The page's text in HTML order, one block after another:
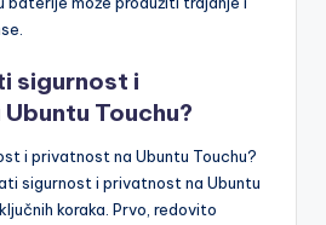
sigurnost i
Touchu?
i privatnost na Ubuntu Touchu?
sigurnost i privatnost na Ubuntu
koraka. Prvo, redovito